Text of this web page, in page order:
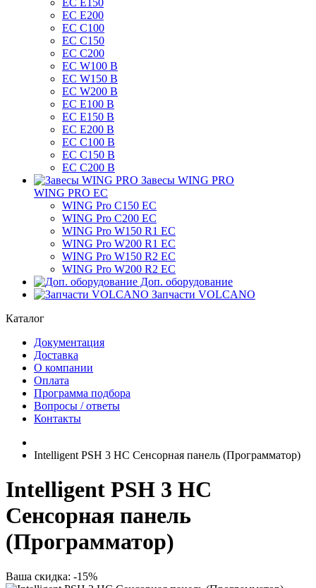
ЕС E150
ЕС E200
ЕС C100
EC C150
ЕС C200
ЕС W100 B
ЕС W150 B
ЕС W200 B
ЕС E100 B
ЕС E150 B
ЕС E200 B
ЕС C100 B
EC C150 B
ЕС C200 B
Завесы WING PRO
WING PRO EC
WING Pro C150 EC
WING Pro C200 EC
WING Pro W150 R1 EC
WING Pro W200 R1 EC
WING Pro W150 R2 EC
WING Pro W200 R2 EC
Доп. оборудование
Запчасти VOLCANO
Каталог
Документация
Доставка
О компании
Оплата
Программа подбора
Вопросы / ответы
Контакты
Intelligent PSH 3 HC Сенсорная панель (Программатор)
Intelligent PSH 3 HC
Сенсорная панель
(Программатор)
Ваша скидка: -15%